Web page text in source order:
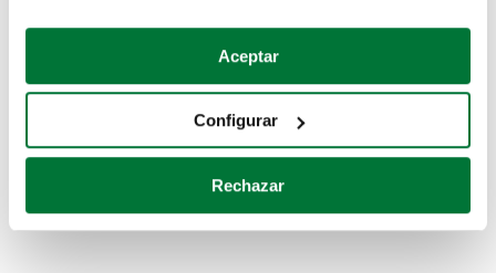
Si lo permite, también quisiéramos:
Recopilar información sobre su ubicación geográfica
Identificar su dispositivo analizándolo activamente
para buscar características específicas (huellas
Obtenga más información sobre cómo se procesan sus
Aceptar
Configurar
Rechazar
Coches de segunda mano
Coches de km0